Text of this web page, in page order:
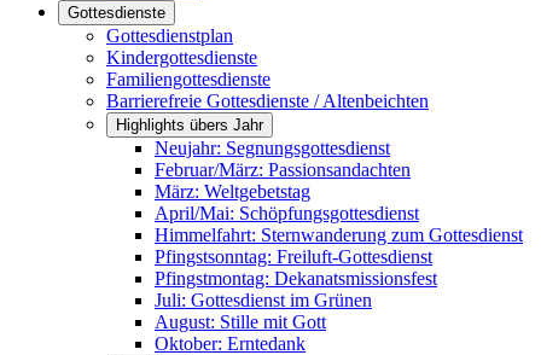
Gottesdienste
Gottesdienstplan
Kindergottesdienste
Familiengottesdienste
Barrierefreie Gottesdienste / Altenbeichten
Highlights übers Jahr
Neujahr: Segnungsgottesdienst
Februar/März: Passionsandachten
März: Weltgebetstag
April/Mai: Schöpfungsgottes­dienst
Himmelfahrt: Sternwanderung zum Gottesdienst
Pfingstsonntag: Freiluft-Gottesdienst
Pfingstmontag: Dekanatsmissionsfest
Juli: Gottesdienst im Grünen
August: Stille mit Gott
Oktober: Erntedank